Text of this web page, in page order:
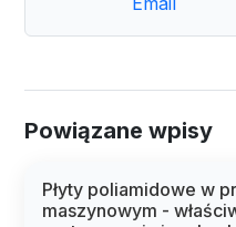
Powiązane wpisy
Płyty poliamidowe w
maszynowym -